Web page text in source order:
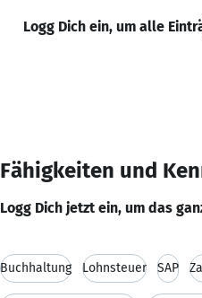
Logg Dich ein, um alle
Fähigkeiten und
Logg Dich jetzt ein, um das
Buchhaltung Lohnsteuer SAP